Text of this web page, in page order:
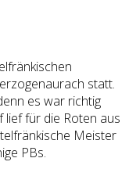
statt.
es war richtig
lief für die Roten aus
Meister
PBs.